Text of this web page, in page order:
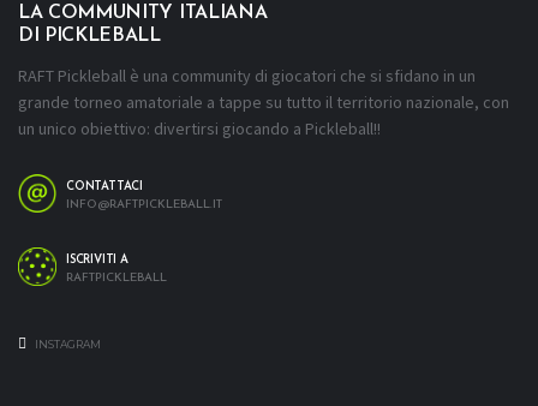
LA COMMUNITY ITALIANA
DI PICKLEBALL
RAFT Pickleball è una community di giocatori che si sfidano in un
grande torneo amatoriale a tappe su tutto il territorio nazionale, con
un unico obiettivo: divertirsi giocando a Pickleball!!
CONTATTACI
INFO@RAFTPICKLEBALL.IT
ISCRIVITI A
RAFTPICKLEBALL
INSTAGRAM